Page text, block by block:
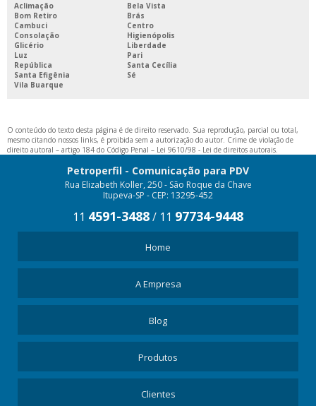
SERVIÇO DE INJEÇÃO PLÁSTICA
SERVIÇOS DE EXTRUSÃO
STOPPER DE SUPERMERCADO
STOPPER PARA GÔNDOLAS
TESTEIRA PARA GÔNDOLA
Aclimação
Bela Vista
Bom Retiro
Brás
Cambuci
Centro
Consolação
Higienópolis
Glicério
Liberdade
Luz
Pari
República
Santa Cecília
Santa Efigênia
Sé
Vila Buarque
O conteúdo do texto desta página é de direito reservado. Sua reprodução, parcial ou total,
mesmo citando nossos links, é proibida sem a autorização do autor. Crime de violação de
direito autoral – artigo 184 do Código Penal – Lei 9610/98 - Lei de direitos autorais.
Petroperfil - Comunicação para PDV
Rua Elizabeth Koller, 250 - São Roque da Chave
Itupeva-SP - CEP: 13295-452
11 4591-3488/ 11 97734-9448
Home
A Empresa
Blog
Produtos
Clientes